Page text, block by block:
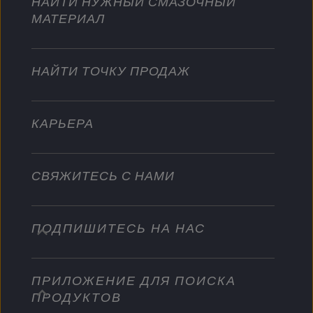
Стать дистрибьютором
Для тяжелых режимов эксплуатации
МАТЕРИАЛ
НАЙТИ ТОЧКУ ПРОДАЖ
КАРЬЕРА
СВЯЖИТЕСЬ С НАМИ
info@championlubes.com
+32 3 870 00 20
Georges Gilliotstraat, 52 2620 Hemiksem
Belgium
ПОДПИШИТЕСЬ НА НАС
ПРИЛОЖЕНИЕ ДЛЯ ПОИСКА
ПРОДУКТОВ